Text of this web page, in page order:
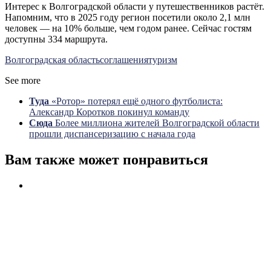
Интерес к Волгоградской области у путешественников растёт.
Напомним, что в 2025 году регион посетили около 2,1 млн
человек — на 10% больше, чем годом ранее. Сейчас гостям
доступны 334 маршрута.
Волгоградская областьсоглашениятуризм
See more
Туда «Ротор» потерял ещё одного футболиста:
Александр Коротков покинул команду
Сюда Более миллиона жителей Волгоградской области
прошли диспансеризацию с начала года
Вам также может понравиться